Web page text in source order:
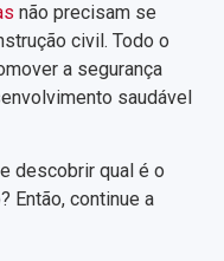
não precisam se
civil. Todo o
a segurança
saudável
descobrir qual é o
Então, continue a